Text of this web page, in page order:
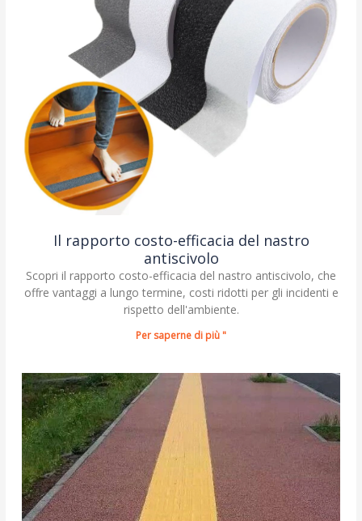
Il rapporto costo-efficacia del nastro
antiscivolo
Scopri il rapporto costo-efficacia del nastro antiscivolo, che
offre vantaggi a lungo termine, costi ridotti per gli incidenti e
rispetto dell'ambiente.
Per saperne di più "